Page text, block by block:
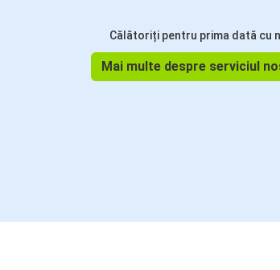
Călătoriți pentru prima dată cu
Mai multe despre serviciul